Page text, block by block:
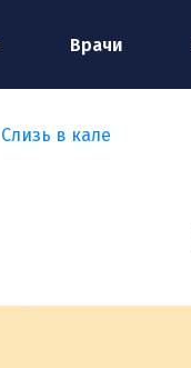
Врачи
Слизь в кале